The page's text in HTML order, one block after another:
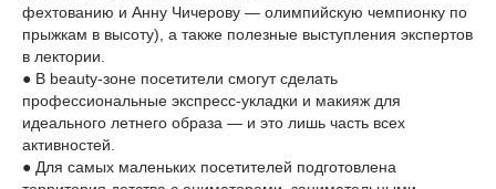
фехтованию и Анну Чичерову — олимпийскую чемпионку по
прыжкам в высоту), а также полезные выступления экспертов
в лектории.
● В beauty-зоне посетители смогут сделать
профессиональные экспресс-укладки и макияж для
идеального летнего образа — и это лишь часть всех
активностей.
● Для самых маленьких посетителей подготовлена